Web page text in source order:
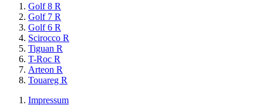
Golf 8 R
Golf 7 R
Golf 6 R
Scirocco R
Tiguan R
T-Roc R
Arteon R
Touareg R
Impressum